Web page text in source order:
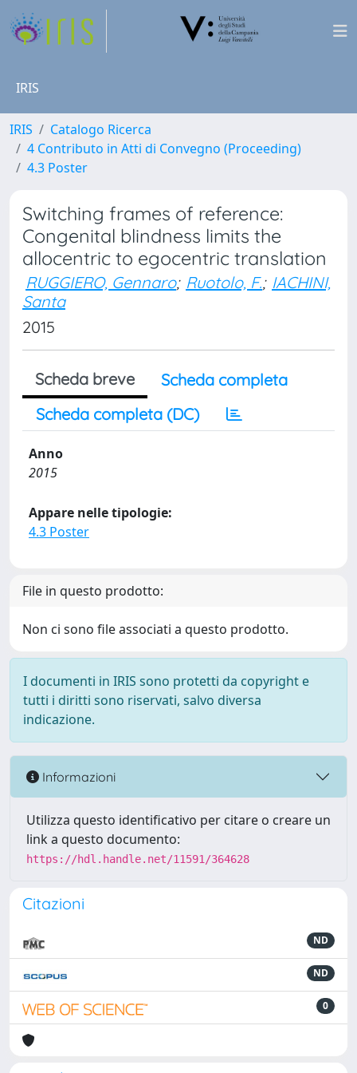
IRIS
IRIS
Catalogo Ricerca
4 Contributo in Atti di Convegno (Proceeding)
4.3 Poster
Switching frames of reference:
Congenital blindness limits the
allocentric to egocentric translation
RUGGIERO, Gennaro; Ruotolo, F.; IACHINI,
Santa
2015
Scheda breve
Scheda completa
Scheda completa (DC)
Anno
2015
Appare nelle tipologie:
4.3 Poster
File in questo prodotto:
Non ci sono file associati a questo prodotto.
I documenti in IRIS sono protetti da copyright e
tutti i diritti sono riservati, salvo diversa
indicazione.
Informazioni
Utilizza questo identificativo per citare o creare un
link a questo documento:
https://hdl.handle.net/11591/364628
Citazioni
ND
ND
0